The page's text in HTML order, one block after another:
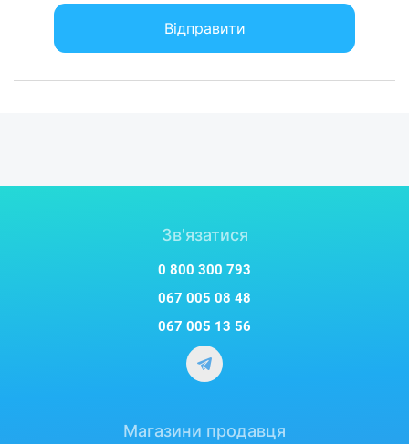
Відправити
Зв'язатися
0 800 300 793
067 005 08 48
067 005 13 56
Магазини продавця